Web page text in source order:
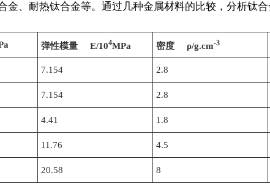
、耐热钛合金等。通过几种金属材料的比较，分析钛合
弹性模量 E/104MPa 密度 ρ/g.cm-3
7.154 2.8
7.154 2.8
4.41 1.8
11.76 4.5
20.58 8